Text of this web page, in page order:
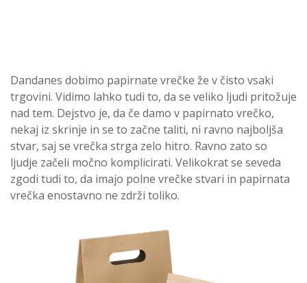
Dandanes dobimo papirnate vrečke že v čisto vsaki
trgovini. Vidimo lahko tudi to, da se veliko ljudi pritožuje
nad tem. Dejstvo je, da če damo v papirnato vrečko,
nekaj iz skrinje in se to začne taliti, ni ravno najboljša
stvar, saj se vrečka strga zelo hitro. Ravno zato so
ljudje začeli močno komplicirati. Velikokrat se seveda
zgodi tudi to, da imajo polne vrečke stvari in papirnata
vrečka enostavno ne zdrži toliko.